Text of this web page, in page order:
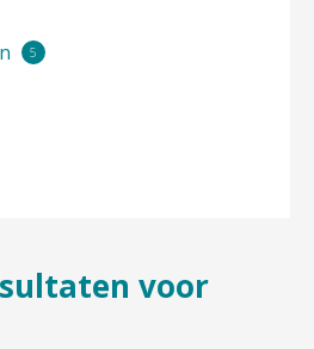
voor
5 resultaten